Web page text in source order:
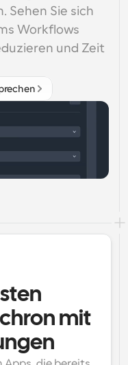
Sehen Sie sich
Workflows
und Zeit
mit